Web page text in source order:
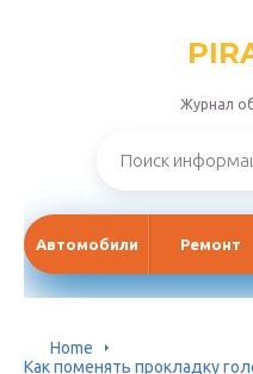
Журнал
Автомобили Ремонт
Home
Как поменять прокладку